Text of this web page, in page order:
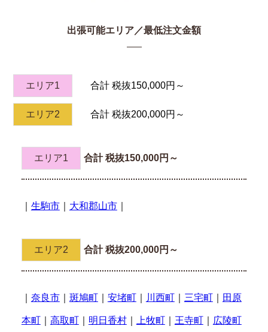
出張可能エリア／最低注文金額
エリア1 合計 税抜150,000円～
エリア2 合計 税抜200,000円～
エリア1 合計 税抜150,000円～
生駒市｜ 大和郡山市｜
エリア2 合計 税抜200,000円～
奈良市｜ 斑鳩町｜ 安堵町｜ 川西町｜ 三宅町｜ 田原
本町｜ 高取町｜ 明日香村｜ 上牧町｜ 王寺町｜ 広陵町